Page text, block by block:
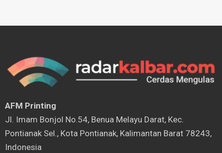
AFM Printing
⁠Jl. Imam Bonjol No.54, Benua Melayu Darat, Kec.
Pontianak Sel., Kota Pontianak, Kalimantan Barat 78243,
Indonesia